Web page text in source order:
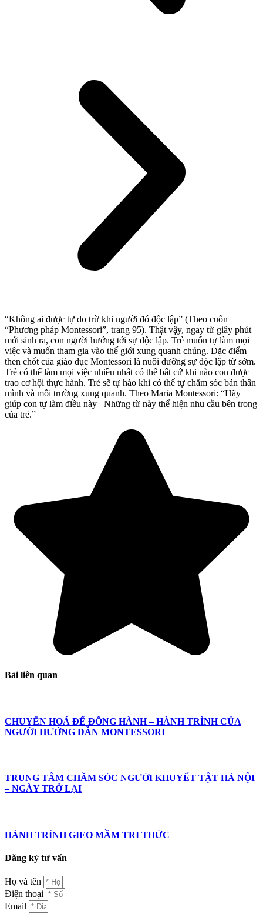
“Không ai được tự do trừ khi người đó độc lập” (Theo cuốn
“Phương pháp Montessori”, trang 95). Thật vậy, ngay từ giây phút
mới sinh ra, con người hướng tới sự độc lập. Trẻ muốn tự làm mọi
việc và muốn tham gia vào thế giới xung quanh chúng. Đặc điểm
then chốt của giáo dục Montessori là nuôi dưỡng sự độc lập từ sớm.
Trẻ có thể làm mọi việc nhiều nhất có thể bất cứ khi nào con được
trao cơ hội thực hành. Trẻ sẽ tự hào khi có thể tự chăm sóc bản thân
mình và môi trường xung quanh. Theo Maria Montessori: “Hãy
giúp con tự làm điều này– Những từ này thể hiện nhu cầu bên trong
của trẻ.”
Bài liên quan
CHUYỂN HOÁ ĐỂ ĐỒNG HÀNH – HÀNH TRÌNH CỦA
NGƯỜI HƯỚNG DẪN MONTESSORI
TRUNG TÂM CHĂM SÓC NGƯỜI KHUYẾT TẬT HÀ NỘI
– NGÀY TRỞ LẠI
HÀNH TRÌNH GIEO MẦM TRI THỨC
Đăng ký tư vấn
Họ và tên
Điện thoại
Email